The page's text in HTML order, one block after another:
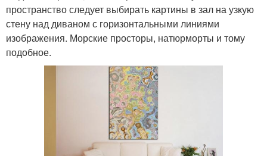
пространство следует выбирать картины в зал на узкую
стену над диваном с горизонтальными линиями
изображения. Морские просторы, натюрморты и тому
подобное.